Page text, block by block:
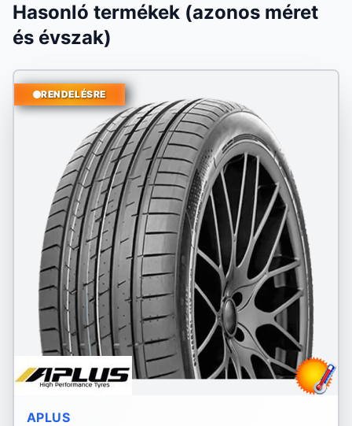
Hasonló termékek (azonos méret
és évszak)
RENDELÉSRE
APLUS